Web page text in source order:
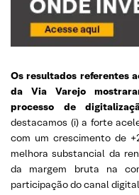
Os resultados referentes
da Via Varejo
processo de
destacamos (i) a forte
com um crescimento de
melhora substancial da
da margem bruta na
participação do canal